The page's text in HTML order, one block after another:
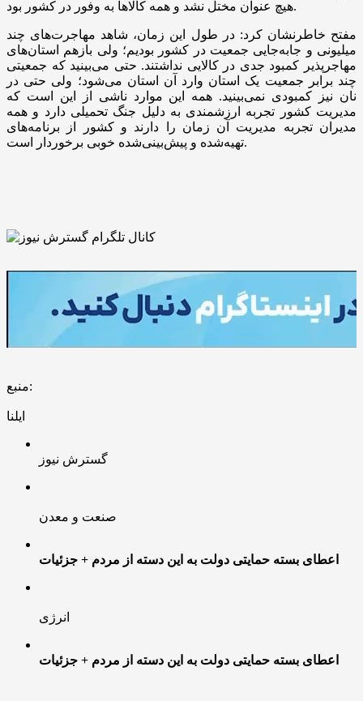
هیچ عنوان مختل نشد و همه کالاها به وفور در کشور بود.
مفتح خاطرنشان کرد: در طول این زمان، شاهد مهاجرت‌های چند
میلیونی و جابه‌جایی جمعیت در کشور بودیم؛ ولی بازهم استان‌های
مهاجرپذیر کمبود جدی در کالایی نداشتند. حتی می‌بینید که جمعیتی
چند برابر جمعیت یک استان وارد آن استان می‌شود؛ ولی حتی در
نان نیز کمبودی نمی‌بینید. همه این موارد ناشی از این است که
مدیریت کشور تجربه ارزشمندی به دلیل جنگ تحمیلی دارد و همه
مدیران تجربه مدیریت آن زمان را دارند و کشور از برنامه‌های
تهیه‌شده و پیش‌بینی‌شده خوبی برخوردار است.
منبع:
ایلنا
گسترش نیوز
صنعت و معدن
اعطای بسته حمایتی دولت به این دسته از مردم + جزئیات
انرژی
اعطای بسته حمایتی دولت به این دسته از مردم + جزئیات